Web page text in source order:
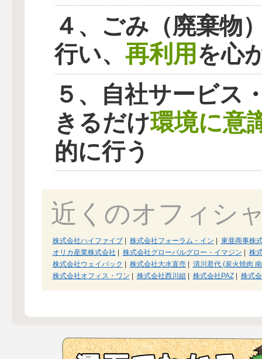
４、ごみ（廃棄物
行い、 再利用を心
５、自社サービス
きるだけ環境に意
的に行う
近くのオフィシ
株式会社ハイファイブ| 株式会社フォーラム・イン | 東亜商事株
オリカ産業株式会社 | 株式会社グローバルグロー・イマジン | 株
株式会社ウェイバック | 株式会社大水直売| 清川君代 (炭火焼肉
株式会社オフィス・ワン | 株式会社西川組 | 株式会社PAZ| 株式